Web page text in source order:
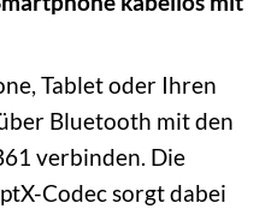
Tablet oder Ihren
Bluetooth mit den
verbinden. Die
Codec sorgt dabei